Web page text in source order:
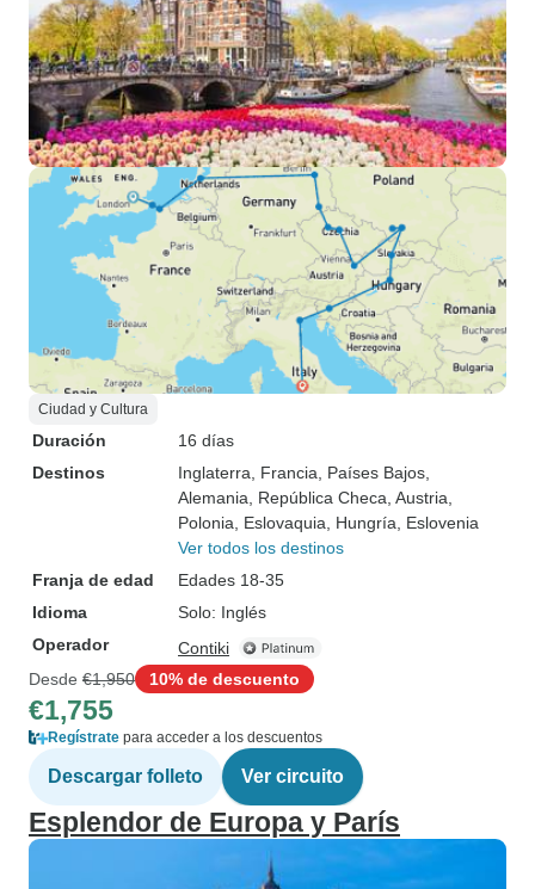
Ciudad y Cultura
Duración
16 días
Destinos
Inglaterra , Francia , Países Bajos
Alemania , República Checa , Austria
Polonia , Eslovaquia , Hungría , Eslovenia
Ver todos los destinos
Franja de edad
Edades 18-35
Idioma
Solo: Inglés
Operador
Contiki
Desde €1,950 10% de descuento
€1,755
Regístrate para acceder a los descuentos
Descargar folleto Ver circuito
Esplendor de Europa y París